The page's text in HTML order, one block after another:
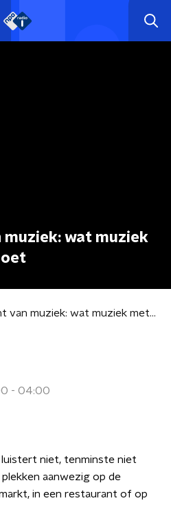
muziek: wat muziek
De kracht van muziek: wat muziek met je brein doet
- 04:00
niet, tenminste niet
aanwezig op de
in een restaurant of op